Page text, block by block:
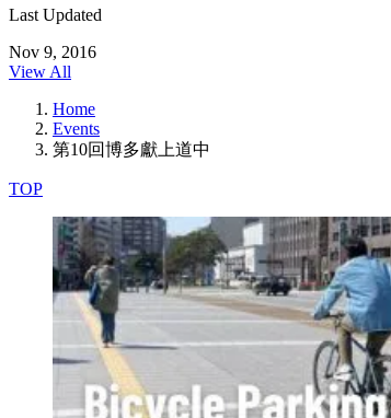
Last Updated
Nov 9, 2016
View All
Home
Events
第10回博多獻上道中
TOP